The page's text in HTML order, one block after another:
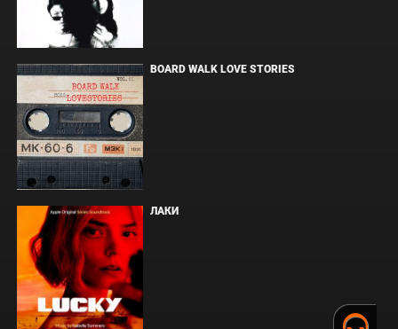
BOARD WALK LOVE STORIES
ЛАКИ